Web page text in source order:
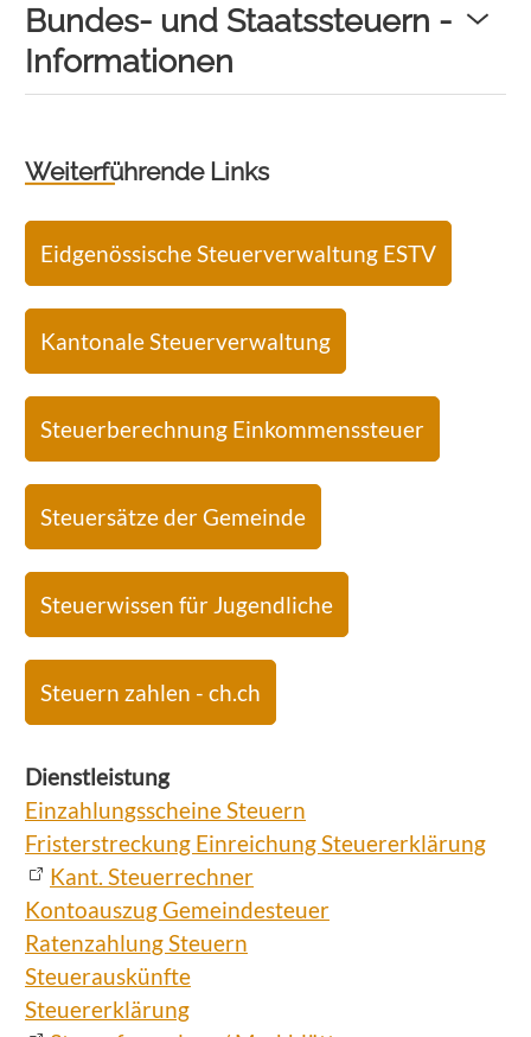
Bundes- und Staatssteuern -
Informationen
Weiterführende Links
Eidgenössische Steuerverwaltung ESTV
Kantonale Steuerverwaltung
Steuerberechnung Einkommenssteuer
Steuersätze der Gemeinde
Steuerwissen für Jugendliche
Steuern zahlen - ch.ch
Dienstleistung
Einzahlungsscheine Steuern
Fristerstreckung Einreichung Steuererklärung
Kant. Steuerrechner
Kontoauszug Gemeindesteuer
Ratenzahlung Steuern
Steuerauskünfte
Steuererklärung